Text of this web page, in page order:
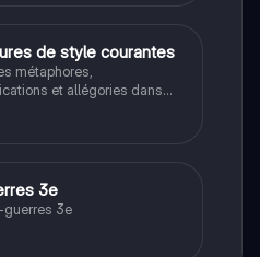
de style courantes
métaphores,
et allégories dans
3e
3e